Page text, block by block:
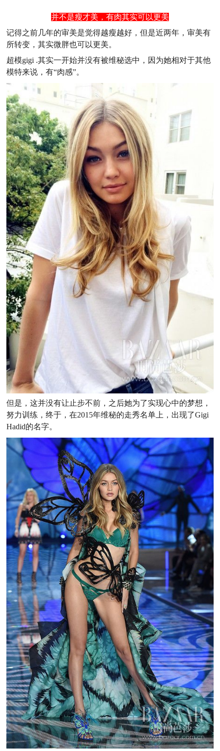
并不是瘦才美，有肉其实可以更美
记得之前几年的审美是觉得越瘦越好，但是近两年，审美有
所转变，其实微胖也可以更美。
超模gigi .其实一开始并没有被维秘选中，因为她相对于其他
模特来说，有“肉感”。
但是，这并没有让止步不前，之后她为了实现心中的梦想，
努力训练，终于，在2015年维秘的走秀名单上，出现了Gigi
Hadid的名字。